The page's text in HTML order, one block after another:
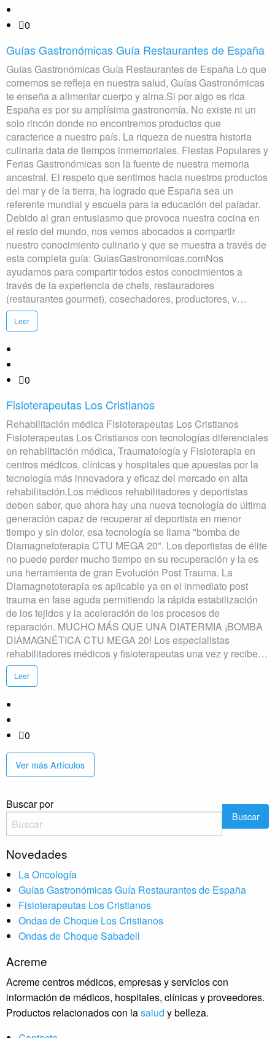
0
Guías Gastronómicas Guía Restaurantes de España
Guías Gastronómicas Guía Restaurantes de España Lo que
comemos se refleja en nuestra salud, Guías Gastronómicas
te enseña a alimentar cuerpo y alma.Si por algo es rica
España es por su amplísima gastronomía. No existe ni un
solo rincón donde no encontremos productos que
caracterice a nuestro país. La riqueza de nuestra historia
culinaria data de tiempos inmemoriales. Fiestas Populares y
Ferias Gastronómicas son la fuente de nuestra memoria
ancestral. El respeto que sentimos hacia nuestros productos
del mar y de la tierra, ha logrado que España sea un
referente mundial y escuela para la educación del paladar.
Debido al gran entusiasmo que provoca nuestra cocina en
el resto del mundo, nos vemos abocados a compartir
nuestro conocimiento culinario y que se muestra a través de
esta completa guía: GuiasGastronomicas.comNos
ayudamos para compartir todos estos conocimientos a
través de la experiencia de chefs, restauradores
(restaurantes gourmet), cosechadores, productores, v…
Leer
0
Fisioterapeutas Los Cristianos
Rehabilitación médica Fisioterapeutas Los Cristianos
Fisioterapeutas Los Cristianos con tecnologías diferenciales
en rehabilitación médica, Traumatología y Fisioterapia en
centros médicos, clínicas y hospitales que apuestas por la
tecnología más innovadora y eficaz del mercado en alta
rehabilitación.Los médicos rehabilitadores y deportistas
deben saber, que ahora hay una nueva tecnología de última
generación capaz de recuperar al deportista en menor
tiempo y sin dolor, esa tecnología se llama "bomba de
Diamagnetoterapia CTU MEGA 20". Los deportistas de élite
no puede perder mucho tiempo en su recuperación y la es
una herramienta de gran Evolución Post Trauma. La
Diamagnetoterapia es aplicable ya en el inmediato post
trauma en fase aguda permitiendo la rápida estabilización
de los tejidos y la aceleración de los procesos de
reparación. MUCHO MÁS QUE UNA DIATERMIA ¡BOMBA
DIAMAGNÉTICA CTU MEGA 20! Los especialistas
rehabilitadores médicos y fisioterapeutas una vez y recibe…
Leer
0
Ver más Artículos
Buscar por
Novedades
La Oncología
Guías Gastronómicas Guía Restaurantes de España
Fisioterapeutas Los Cristianos
Ondas de Choque Los Cristianos
Ondas de Choque Sabadell
Acreme
Acreme centros médicos, empresas y servicios con
información de médicos, hospitales, clínicas y proveedores.
Productos relacionados con lasalud y belleza.